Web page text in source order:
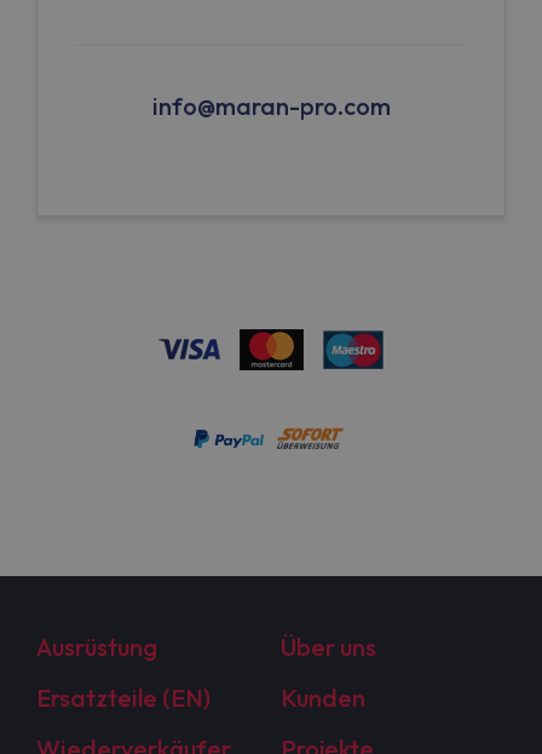
info@maran-pro.com
Ausrüstung
Über uns
Ersatzteile (EN)
Kunden